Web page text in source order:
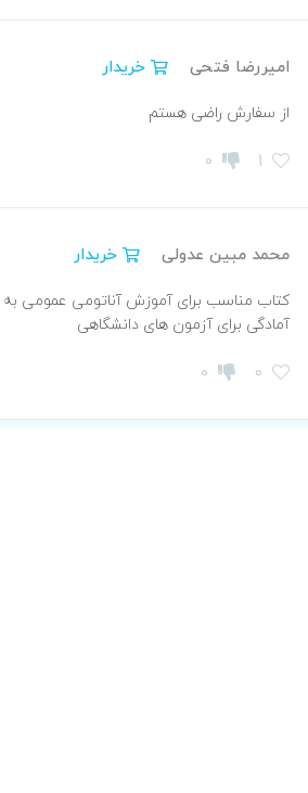
امیررضا فتحی خریدار
از سفارش راضی هستم
1
0
محمد مبین عدولی خریدار
کتاب مناسب برای آموزش آناتومی عمومی
آمادگی برای آزمون های دانشگاهی
0
0